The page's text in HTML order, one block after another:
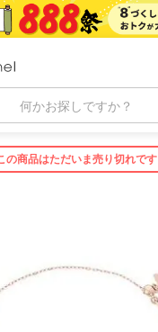
何かお探しですか？
の商品はただいま売り切れです